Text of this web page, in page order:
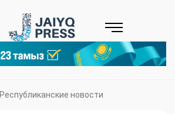
Республиканские новости